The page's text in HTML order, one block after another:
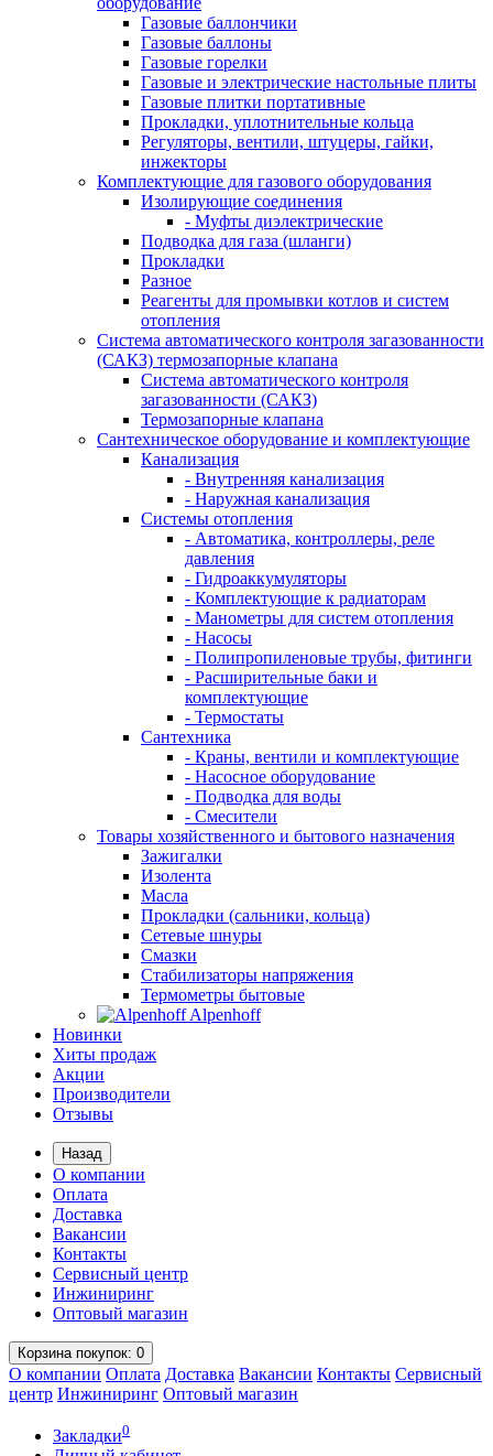
Газовые баллончики
Газовые баллоны
Газовые горелки
Газовые и электрические настольные плиты
Газовые плитки портативные
Прокладки, уплотнительные кольца
Регуляторы, вентили, штуцеры, гайки,
инжекторы
Комплектующие для газового оборудования
Изолирующие соединения
- Муфты диэлектрические
Подводка для газа (шланги)
Прокладки
Разное
Реагенты для промывки котлов и систем
отопления
Система автоматического контроля загазованности
(САКЗ) термозапорные клапана
Система автоматического контроля
загазованности (САКЗ)
Термозапорные клапана
Сантехническое оборудование и комплектующие
Канализация
- Внутренняя канализация
- Наружная канализация
Системы отопления
- Автоматика, контроллеры, реле
давления
- Гидроаккумуляторы
- Комплектующие к радиаторам
- Манометры для систем отопления
- Насосы
- Полипропиленовые трубы, фитинги
- Расширительные баки и
комплектующие
- Термостаты
Сантехника
- Краны, вентили и комплектующие
- Насосное оборудование
- Подводка для воды
- Смесители
Товары хозяйственного и бытового назначения
Зажигалки
Изолента
Масла
Прокладки (сальники, кольца)
Сетевые шнуры
Смазки
Стабилизаторы напряжения
Термометры бытовые
Alpenhoff
Новинки
Хиты продаж
Акции
Производители
Отзывы
Назад
О компании
Оплата
Доставка
Вакансии
Контакты
Сервисный центр
Инжиниринг
Оптовый магазин
Корзинапокупок: 0
О компании Оплата Доставка Вакансии Контакты Сервисный
центр Инжиниринг Оптовый магазин
Закладки0